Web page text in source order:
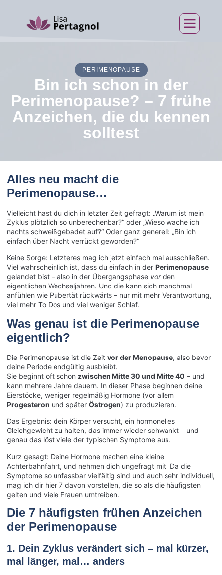
PERIMENOPAUSE
Bin ich schon in der
Perimenopause? – 7 frühe
Anzeichen, die du kennen
solltest
Alles neu macht die
Perimenopause…
Vielleicht hast du dich in letzter Zeit gefragt: „Warum ist mein
Zyklus plötzlich so unberechenbar?“ oder „Wieso wache ich
nachts schweißgebadet auf?“ Oder ganz generell: „Bin ich
einfach über Nacht verrückt geworden?“
Keine Sorge: Letzteres mag ich jetzt einfach mal ausschließen.
Viel wahrscheinlich ist, dass du einfach in der Perimenopause
gelandet bist – also in der Übergangsphase vorden
eigentlichen Wechseljahren. Und die kann sich manchmal
anfühlen wie Pubertät rückwärts – nur mit mehr Verantwortung,
viel mehr To Dos und viel weniger Schlaf.
Was genau ist die Perimenopause
eigentlich?
Die Perimenopause ist die Zeit vor der Menopause, also bevor
deine Periode endgültig ausbleibt.
Sie beginnt oft schon zwischen Mitte 30 und Mitte 40 – und
kann mehrere Jahre dauern. In dieser Phase beginnen deine
Eierstöcke, weniger regelmäßig Hormone (vor allem
Progesteron und später Östrogen) zu produzieren.
Das Ergebnis: dein Körper versucht, ein hormonelles
Gleichgewicht zu halten, das immer wieder schwankt – und
genau das löst viele der typischen Symptome aus.
Kurz gesagt: Deine Hormone machen eine kleine
Achterbahnfahrt, und nehmen dich ungefragt mit. Da die
Symptome so unfassbar vielfältig sind und auch sehr individuell,
mag ich dir hier 7 davon vorstellen, die so als die häufigsten
gelten und viele Frauen umtreiben.
Die 7 häufigsten frühen Anzeichen
der Perimenopause
1. Dein Zyklus verändert sich – mal kürzer,
mal länger, mal… anders